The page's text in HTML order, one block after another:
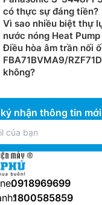
có thực sự đáng tiền?
Vì sao nhiều biệt thự
nước nóng Heat
Điều hòa âm trần nối
FBA71BVMA9/
không?
nhận thông tin
0918969699
1800585859